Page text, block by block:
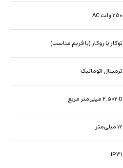
250 ولت AC
توکار یا روکار (با فریم مناسب)
ترمینال اتوماتیک
تا 2×2.5 میلی‌متر مربع
12 میلی‌متر
IP31